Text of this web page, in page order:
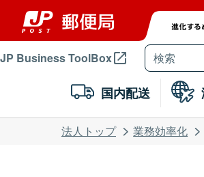
JP Business ToolBox 検索キーワ
国内配送
法人トップ 業務効率化